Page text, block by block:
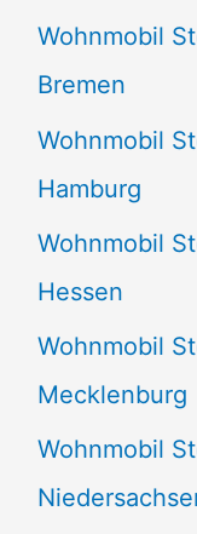
Wohnmobil
Bremen
Wohnmobil
Hamburg
Wohnmobil
Hessen
Wohnmobil
Mecklenburg
Wohnmobil